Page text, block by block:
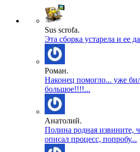
Sus scrofa.
Эта сборка устарела и ее
Роман.
Наконец помогло... уже
большое!!!!...
Анатолий.
Полина родная извините,
описал процесс, попробу...